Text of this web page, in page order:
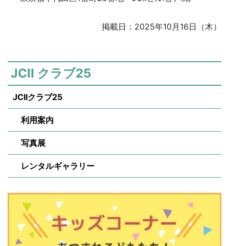
掲載日：2025年10月16日（木）
JCII クラブ25
JCIIクラブ25
利用案内
写真展
レンタルギャラリー